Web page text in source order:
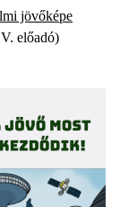
jövőképe
előadó)